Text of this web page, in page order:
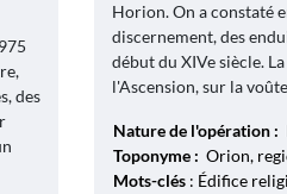
des
Horion. On a constaté
discernement, des
début du XIVe siècle.
l'Ascension, sur la
Nature de l'opération :
Toponyme : Orion,
Mots-clés : Édifice